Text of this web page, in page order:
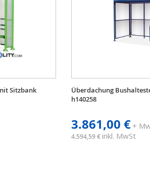
Sitzbank
Überdachung
h140258
3.861,00 €+
4.594,59 € inkl. MwSt